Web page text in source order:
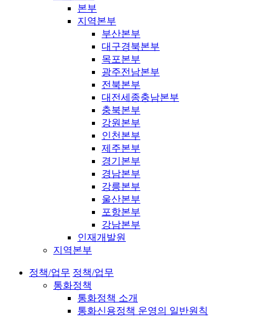
본부
지역본부
부산본부
대구경북본부
목포본부
광주전남본부
전북본부
대전세종충남본부
충북본부
강원본부
인천본부
제주본부
경기본부
경남본부
강릉본부
울산본부
포항본부
강남본부
인재개발원
지역본부
정책/업무 정책/업무
통화정책
통화정책 소개
통화신용정책 운영의 일반원칙